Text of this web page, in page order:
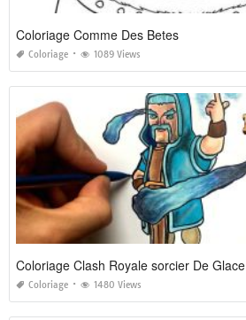
Coloriage Comme Des Betes
Coloriage 1089 Views
Coloriage Clash Royale sorcier De Glace
Coloriage 1480 Views